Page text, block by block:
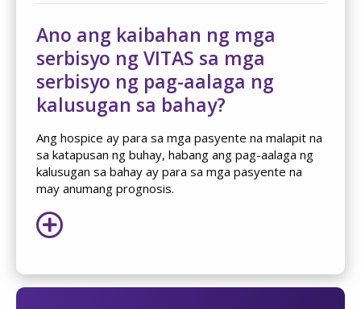
Ano ang kaibahan ng mga
serbisyo ng VITAS sa mga
serbisyo ng pag-aalaga ng
kalusugan sa bahay?
Ang hospice ay para sa mga pasyente na malapit na
sa katapusan ng buhay, habang ang pag-aalaga ng
kalusugan sa bahay ay para sa mga pasyente na
may anumang prognosis.